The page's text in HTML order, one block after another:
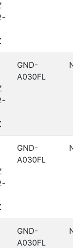
GND-
A030FL
GND-
A030FL
GND-
A030FL